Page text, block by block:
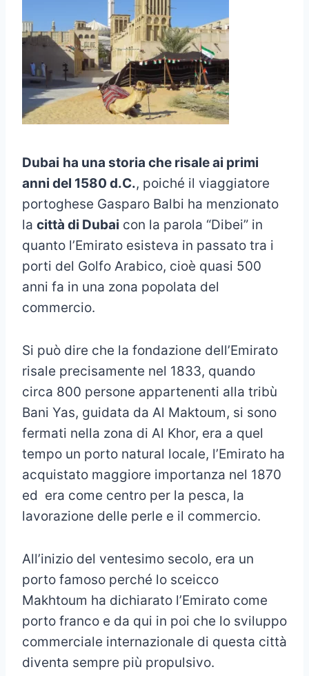
Dubai ha una storia che risale ai primi
anni del 1580 d.C., poiché il viaggiatore
portoghese Gasparo Balbi ha menzionato
la città di Dubai con la parola “Dibei” in
quanto l’Emirato esisteva in passato tra i
porti del Golfo Arabico, cioè quasi 500
anni fa in una zona popolata del
commercio.
Si può dire che la fondazione dell’Emirato
risale precisamente nel 1833, quando
circa 800 persone appartenenti alla tribù
Bani Yas, guidata da Al Maktoum, si sono
fermati nella zona di Al Khor, era a quel
tempo un porto natural locale, l’Emirato ha
acquistato maggiore importanza nel 1870
ed era come centro per la pesca, la
lavorazione delle perle e il commercio.
All’inizio del ventesimo secolo, era un
porto famoso perché lo sceicco
Makhtoum ha dichiarato l’Emirato come
porto franco e da qui in poi che lo sviluppo
commerciale internazionale di questa città
diventa sempre più propulsivo.